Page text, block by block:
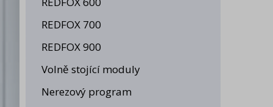
REDFOX 700
REDFOX 900
Volně stojící moduly
Nerezový program